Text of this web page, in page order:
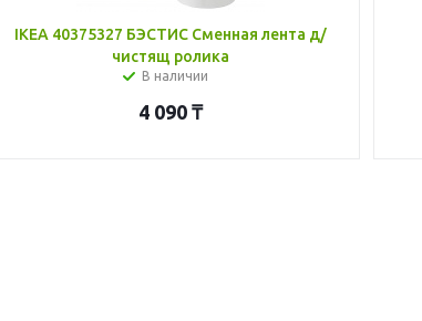
IKEA 40375327 БЭСТИС Сменная лента д/
чистящ ролика
В наличии
4 090 ₸